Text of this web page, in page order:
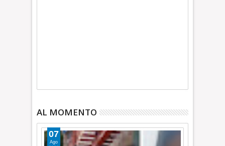
AL MOMENTO
07
Ago